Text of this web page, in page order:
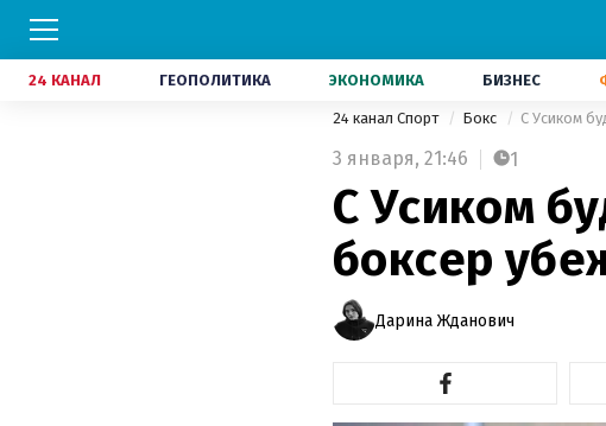
24 КАНАЛ ГЕОПОЛИТИКА ЭКОНОМИКА БИЗНЕС
24 канал Спорт Бокс С Усиком
3 января, 21:46 1
С Усиком
боксер
Дарина Жданович